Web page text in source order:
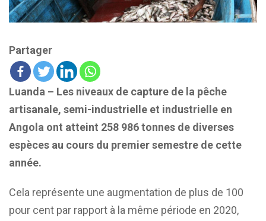
Partager
Luanda – Les niveaux de capture de la pêche
artisanale, semi-industrielle et industrielle en
Angola ont atteint 258 986 tonnes de diverses
espèces au cours du premier semestre de cette
année.
Cela représente une augmentation de plus de 100
pour cent par rapport à la même période en 2020,